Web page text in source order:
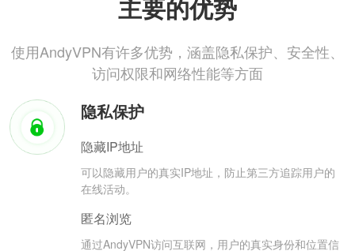
主要的优势
使用AndyVPN有许多优势，涵盖隐私保护、安全性、
访问权限和网络性能等方面
隐私保护
隐藏IP地址
可以隐藏用户的真实IP地址，防止第三方追踪用户的
在线活动。
匿名浏览
通过AndyVPN访问互联网，用户的真实身份和位置信